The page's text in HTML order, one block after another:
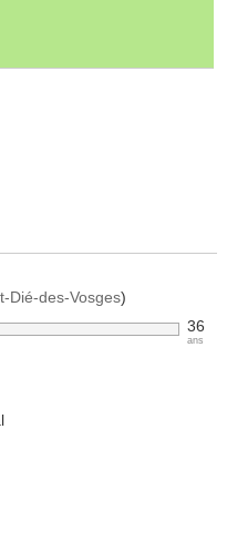
Dié-des-Vosges)
36
ans